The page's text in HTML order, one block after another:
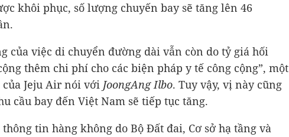
khôi phục, số lượng chuyến bay sẽ tăng lên 46
của việc di chuyển đường dài vẫn còn do tỷ giá hối
thêm chi phí cho các biện pháp y tế công cộng”, một
Jeju Air nói với JoongAng Ilbo. Tuy vậy, vị này cũng
cầu bay đến Việt Nam sẽ tiếp tục tăng.
thông tin hàng không do Bộ Đất đai, Cơ sở hạ tầng và